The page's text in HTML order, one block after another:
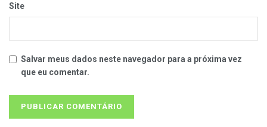
Site
Salvar meus dados neste navegador para a próxima vez
que eu comentar.